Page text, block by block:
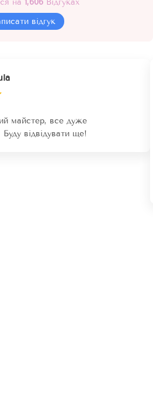
на 1,606Відгуках
відгук
майстер, все дуже
відвідувати ще!